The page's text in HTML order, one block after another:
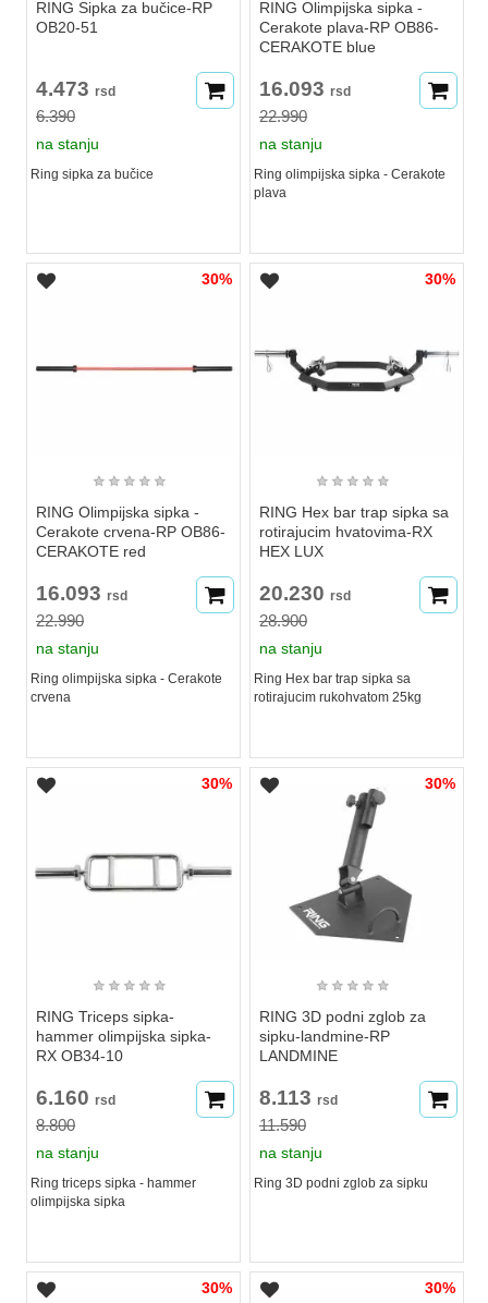
RING Sipka za bučice-RP
OB20-51
4.473 rsd
6.390
na stanju
Ring sipka za bučice
RING Olimpijska sipka -
Cerakote plava-RP OB86-
CERAKOTE blue
16.093 rsd
22.990
na stanju
Ring olimpijska sipka - Cerakote
plava
30%
★ ★ ★ ★ ★
RING Olimpijska sipka -
Cerakote crvena-RP OB86-
CERAKOTE red
16.093 rsd
22.990
na stanju
Ring olimpijska sipka - Cerakote
crvena
30%
★ ★ ★ ★ ★
RING Hex bar trap sipka sa
rotirajucim hvatovima-RX
HEX LUX
20.230 rsd
28.900
na stanju
Ring Hex bar trap sipka sa
rotirajucim rukohvatom 25kg
30%
★ ★ ★ ★ ★
RING Triceps sipka-
hammer olimpijska sipka-
RX OB34-10
6.160 rsd
8.800
na stanju
Ring triceps sipka - hammer
olimpijska sipka
30%
★ ★ ★ ★ ★
RING 3D podni zglob za
sipku-landmine-RP
LANDMINE
8.113 rsd
11.590
na stanju
Ring 3D podni zglob za sipku
30% 30%